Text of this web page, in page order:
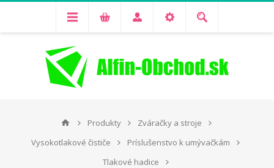
Produkty
Zváračky a stroje
Vysokotlakové čističe
Príslušenstvo k umývačkám
Tlakové hadice